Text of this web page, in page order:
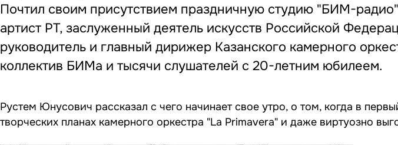
Почтил своим присутствием праздничную студию "БИМ-
артист РТ, заслуженный деятель искусств Российской
руководитель и главный дирижер Казанского камерного
коллектив БИМа и тысячи слушателей с 20-летним юбилеем.
Рустем Юнусович рассказал с чего начинает свое утро, о том, когда в
творческих планах камерного оркестра "La Primavera" и даже виртуозно